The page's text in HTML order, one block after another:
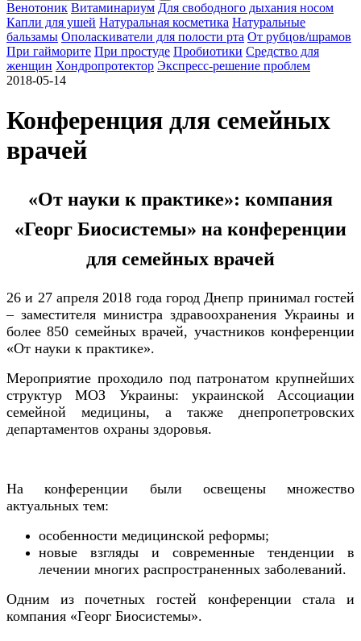
Венотоник Витаминариум Для свободного дыхания носом
Капли для ушей Натуральная косметика Натуральные
бальзамы Ополаскиватели для полости рта От рубцов/шрамов
При гайморите При простуде Пробиотики Средство для
женщин Хондропротектор Экспресс-решение проблем
2018-05-14
Конференция для семейных
врачей
«От науки к практике»: компания
«Георг Биосистемы» на конференции
для семейных врачей
26 и 27 апреля 2018 года город Днепр принимал гостей
– заместителя министра здравоохранения Украины и
более 850 семейных врачей, участников конференции
«От науки к практике».
Мероприятие проходило под патронатом крупнейших
структур МОЗ Украины: украинской Ассоциации
семейной медицины, а также днепропетровских
департаментов охраны здоровья.
На конференции были освещены множество
актуальных тем:
особенности медицинской реформы;
новые взгляды и современные тенденции в
лечении многих распространенных заболеваний.
Одним из почетных гостей конференции стала и
компания «Георг Биосистемы».